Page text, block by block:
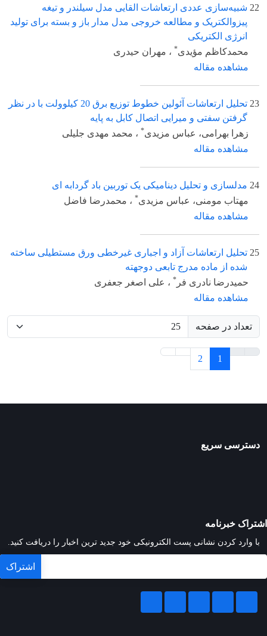
22 شبیه‌سازی عددی ارتعاشات القایی مدل سیلندر و تیغه
پیزوالکتریک و مطالعه خروجی مدل مدار باز و بسته برای تولید
انرژی الکتریکی
محمدکاظم مؤیدی* ، مهران حیدری
مشاهده مقاله
23
تحلیل ارتعاشات آئولین خطوط توزیع برق 20 کیلوولت با در نظر
گرفتن سفتی و میرایی اتصال کابل به پایه
زهرا بهرامی، عباس مزیدی* ، محمد مهدی جلیلی
مشاهده مقاله
24 مدلسازی و تحلیل دینامیکی یک توربین باد گردابه ای
مهتاب مومنی، عباس مزیدی* ، محمدرضا فاضل
مشاهده مقاله
25 تحلیل ارتعاشات آزاد و اجباری غیرخطی ورق مستطیلی ساخته
شده از ماده مدرج تابعی دوجهته
حمیدرضا نادری فر * ، علی اصغر جعفری
مشاهده مقاله
تعداد در صفحه
1
2
دسترسی سریع
اشتراک خبرنامه
با وارد کردن نشانی پست الکترونیکی خود جدید ترین اخبار را دریافت کنید.